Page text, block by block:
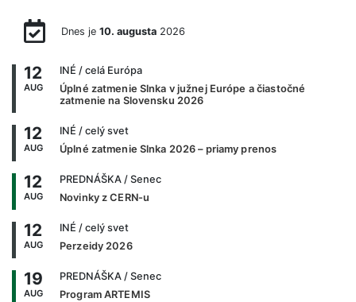
Dnes je 10. augusta2026
12
AUG
INÉ / celá Európa
Úplné zatmenie Slnka v južnej Európe a čiastočné
zatmenie na Slovensku 2026
12
AUG
INÉ / celý svet
Úplné zatmenie Slnka 2026 – priamy prenos
12
AUG
PREDNÁŠKA / Senec
Novinky z CERN-u
12
AUG
INÉ / celý svet
Perzeidy 2026
19
AUG
PREDNÁŠKA / Senec
Program ARTEMIS